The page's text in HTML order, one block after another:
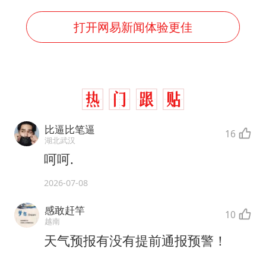
打开网易新闻体验更佳
比逼比笔逼
湖北武汉 16
呵呵.
2026-07-08
感敢赶竿
越南 10
天气预报有没有提前通报预警！